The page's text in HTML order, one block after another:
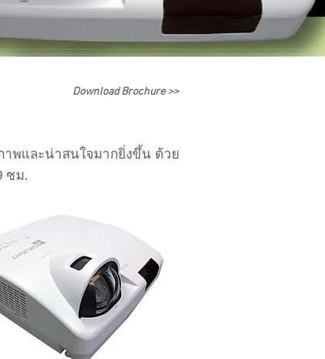
าพและน่าสนใจมากยิ่งขึ้น ด้วย
ซม.
Download Brochure >>